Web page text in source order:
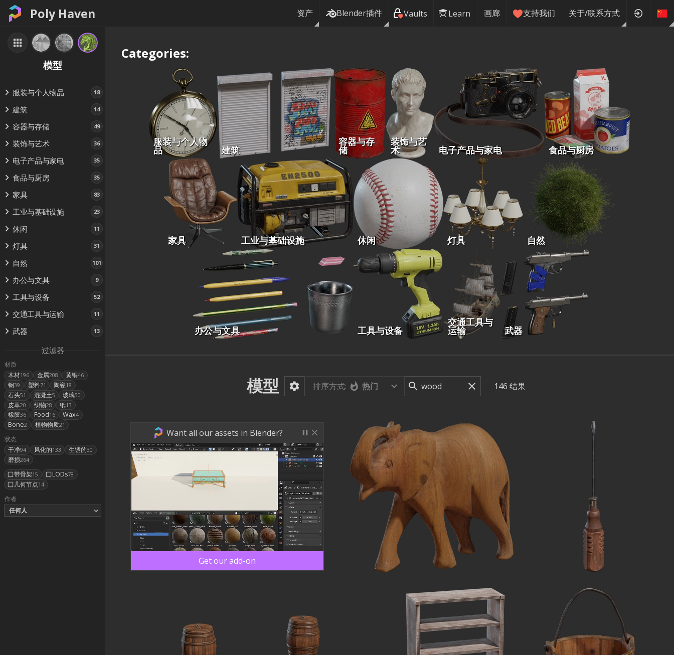
Poly Haven 资产 Blender插件 Vaults Learn 画廊 支持我们 关于/联系方式
模型
服装与个人物品 18
建筑 14
容器与存储 49
装饰与艺术 36
电子产品与家电 35
食品与厨房 35
家具 83
工业与基础设施 23
休闲 11
灯具 31
自然 101
办公与文具 9
工具与设备 52
交通工具与运输 11
武器 13
过滤器
材质
木材196 金属208 黄铜46
钢39 塑料71 陶瓷18
石头51 混凝土5 玻璃50
皮革20 织物28 纸13
橡胶36 Food16 Wax4
Bone2 植物物质21
状态
干净94 风化的133 生锈的30
磨损264
带骨架15 LODs78
几何节点14
作者
任何人
Categories:
服装与个人物
品 建筑
容器与存
储
装饰与艺
术 电子产品与家电 食品与厨房
家具 工业与基础设施 休闲 灯具 自然
办公与文具 工具与设备
交通工具与
运输 武器
模型 排序方式: 热门 146 结果
Want all our assets in Blender?
Get our add-on